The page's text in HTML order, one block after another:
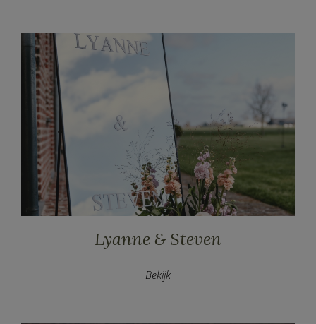
Lyanne & Steven
Bekijk